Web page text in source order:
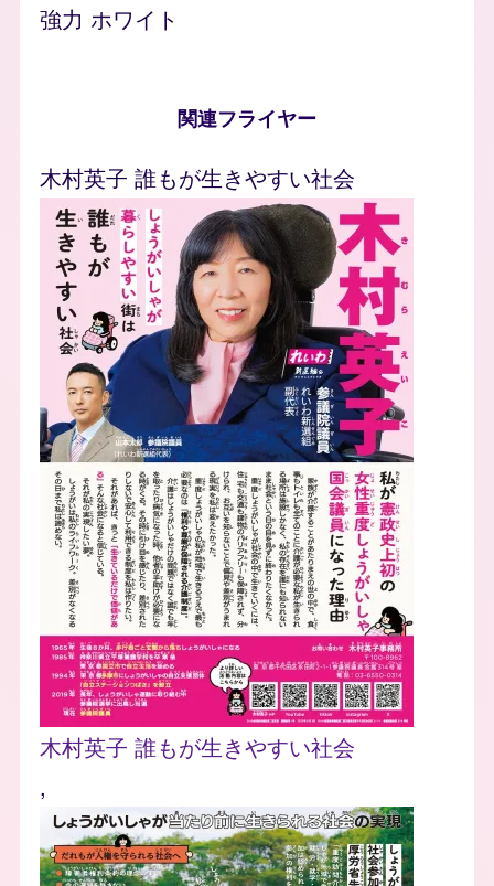
強力 ホワイト
関連フライヤー
木村英子 誰もが生きやすい社会
Image
木村英子 誰もが生きやすい社会
,
Image